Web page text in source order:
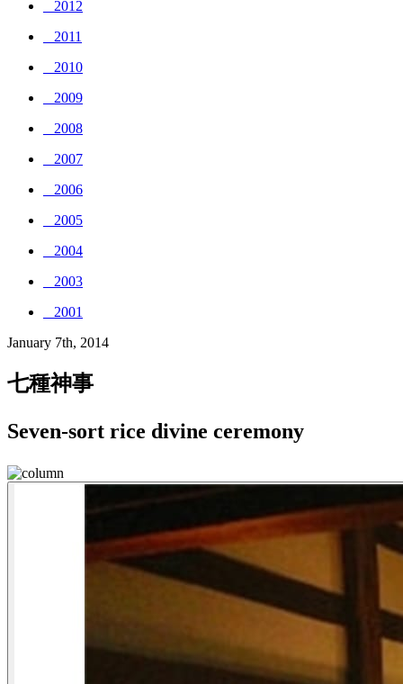
_ 2012
_ 2011
_ 2010
_ 2009
_ 2008
_ 2007
_ 2006
_ 2005
_ 2004
_ 2003
_ 2001
January 7th, 2014
七種神事
Seven-sort rice divine ceremony